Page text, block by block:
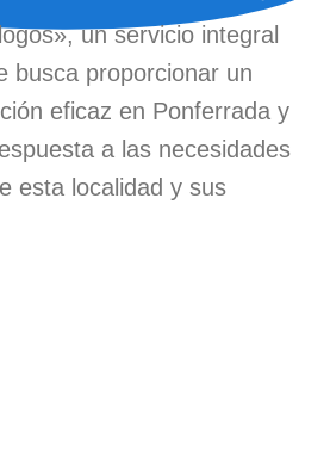
un servicio integral
busca proporcionar un
eficaz en Ponferrada y
a las necesidades
esta localidad y sus